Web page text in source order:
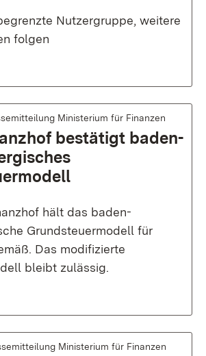
Nutzergruppe, weitere
folgen
Ministerium für Finanzen
bestätigt baden-
hält das baden-
Grundsteuermodell für
Das modifizierte
bleibt zulässig.
Ministerium für Finanzen